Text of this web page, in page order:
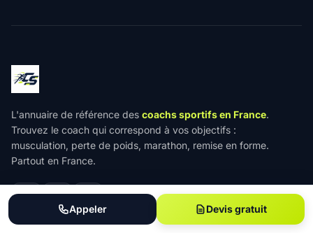
Appeler Devis gratuit
L'annuaire de référence des coachs sportifs en France.
Trouvez le coach qui correspond à vos objectifs :
musculation, perte de poids, marathon, remise en forme.
Partout en France.